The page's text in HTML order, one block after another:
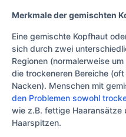
Merkmale der gemischten
Eine gemischte Kopfhaut
sich durch zwei
Regionen (normalerweise
die trockeneren Bereiche
Nacken). Menschen mit
den Problemen sowohl
wie z.B. fettige
Haarspitzen.